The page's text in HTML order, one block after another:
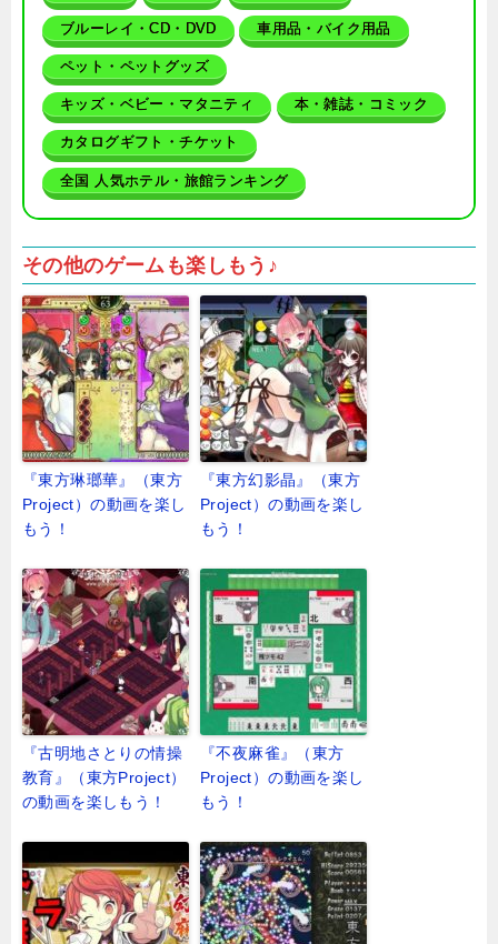
ブルーレイ・CD・DVD 車用品・バイク用品
ペット・ペットグッズ
キッズ・ベビー・マタニティ 本・雑誌・コミック
カタログギフト・チケット
全国 人気ホテル・旅館ランキング
その他のゲームも楽しもう♪
『東方琳瑯華』（東方
Project）の動画を楽し
もう！
『東方幻影晶』（東方
Project）の動画を楽し
もう！
『古明地さとりの情操
教育』（東方Project）
の動画を楽しもう！
『不夜麻雀』（東方
Project）の動画を楽し
もう！